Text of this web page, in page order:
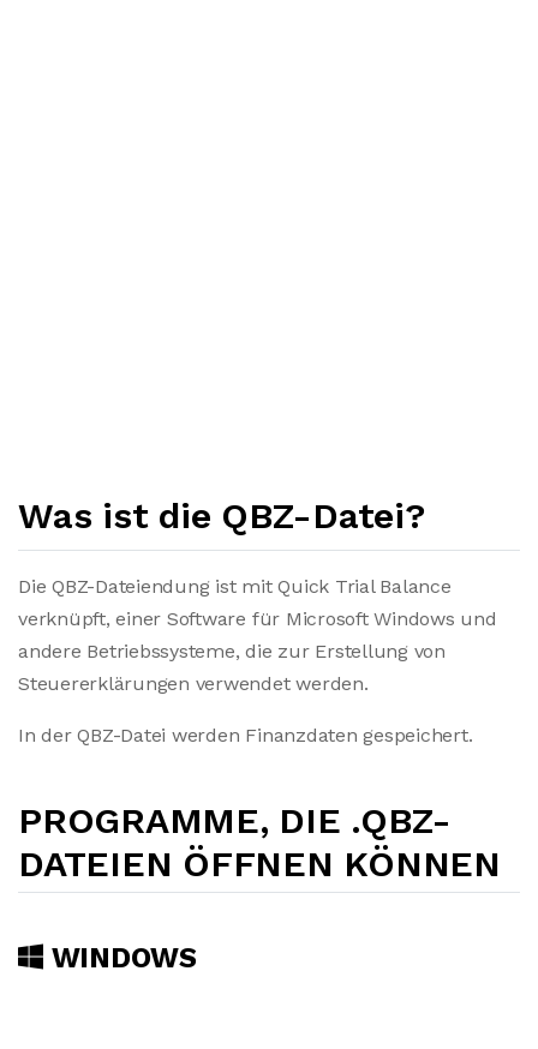
Was ist die QBZ-Datei?
Die QBZ-Dateiendung ist mit Quick Trial Balance
verknüpft, einer Software für Microsoft Windows und
andere Betriebssysteme, die zur Erstellung von
Steuererklärungen verwendet werden.
In der QBZ-Datei werden Finanzdaten gespeichert.
PROGRAMME, DIE .QBZ-
DATEIEN ÖFFNEN KÖNNEN
WINDOWS